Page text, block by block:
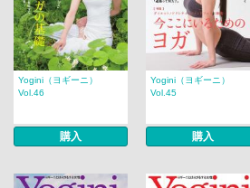
Yogini（ヨギーニ）
Vol.46
購入
Yogini（ヨギーニ）
Vol.45
購入